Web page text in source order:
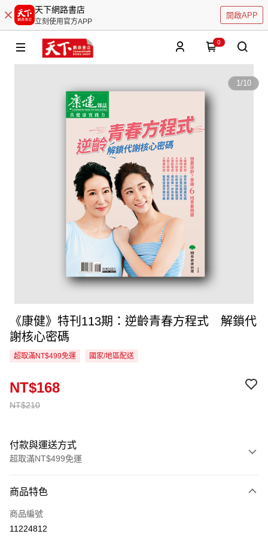
天下網路書店
立刻使用官方APP
開啟APP
0
1/10
《康健》特刊113期：逆齡青春方程式 解鎖代
謝核心密碼
超取滿NT$499免運 國家/地區配送
NT$210
NT$168
付款與運送方式
超取滿NT$499免運
信用卡一次付款
超商取貨付款
商品特色
商品編號
11224812